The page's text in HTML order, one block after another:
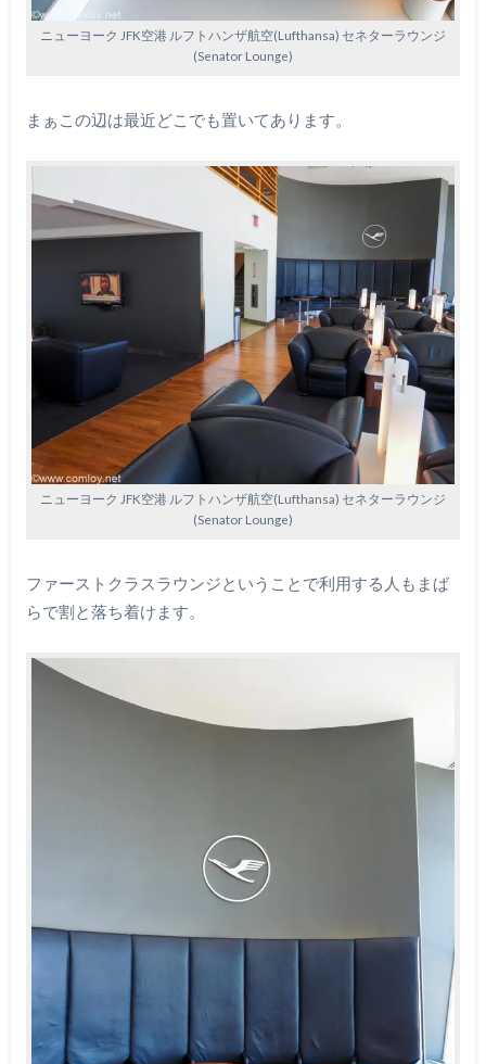
ニューヨーク JFK空港 ルフトハンザ航空(Lufthansa) セネターラウンジ
(Senator Lounge)
まぁこの辺は最近どこでも置いてあります。
ニューヨーク JFK空港 ルフトハンザ航空(Lufthansa) セネターラウンジ
(Senator Lounge)
ファーストクラスラウンジということで利用する人もまば
らで割と落ち着けます。